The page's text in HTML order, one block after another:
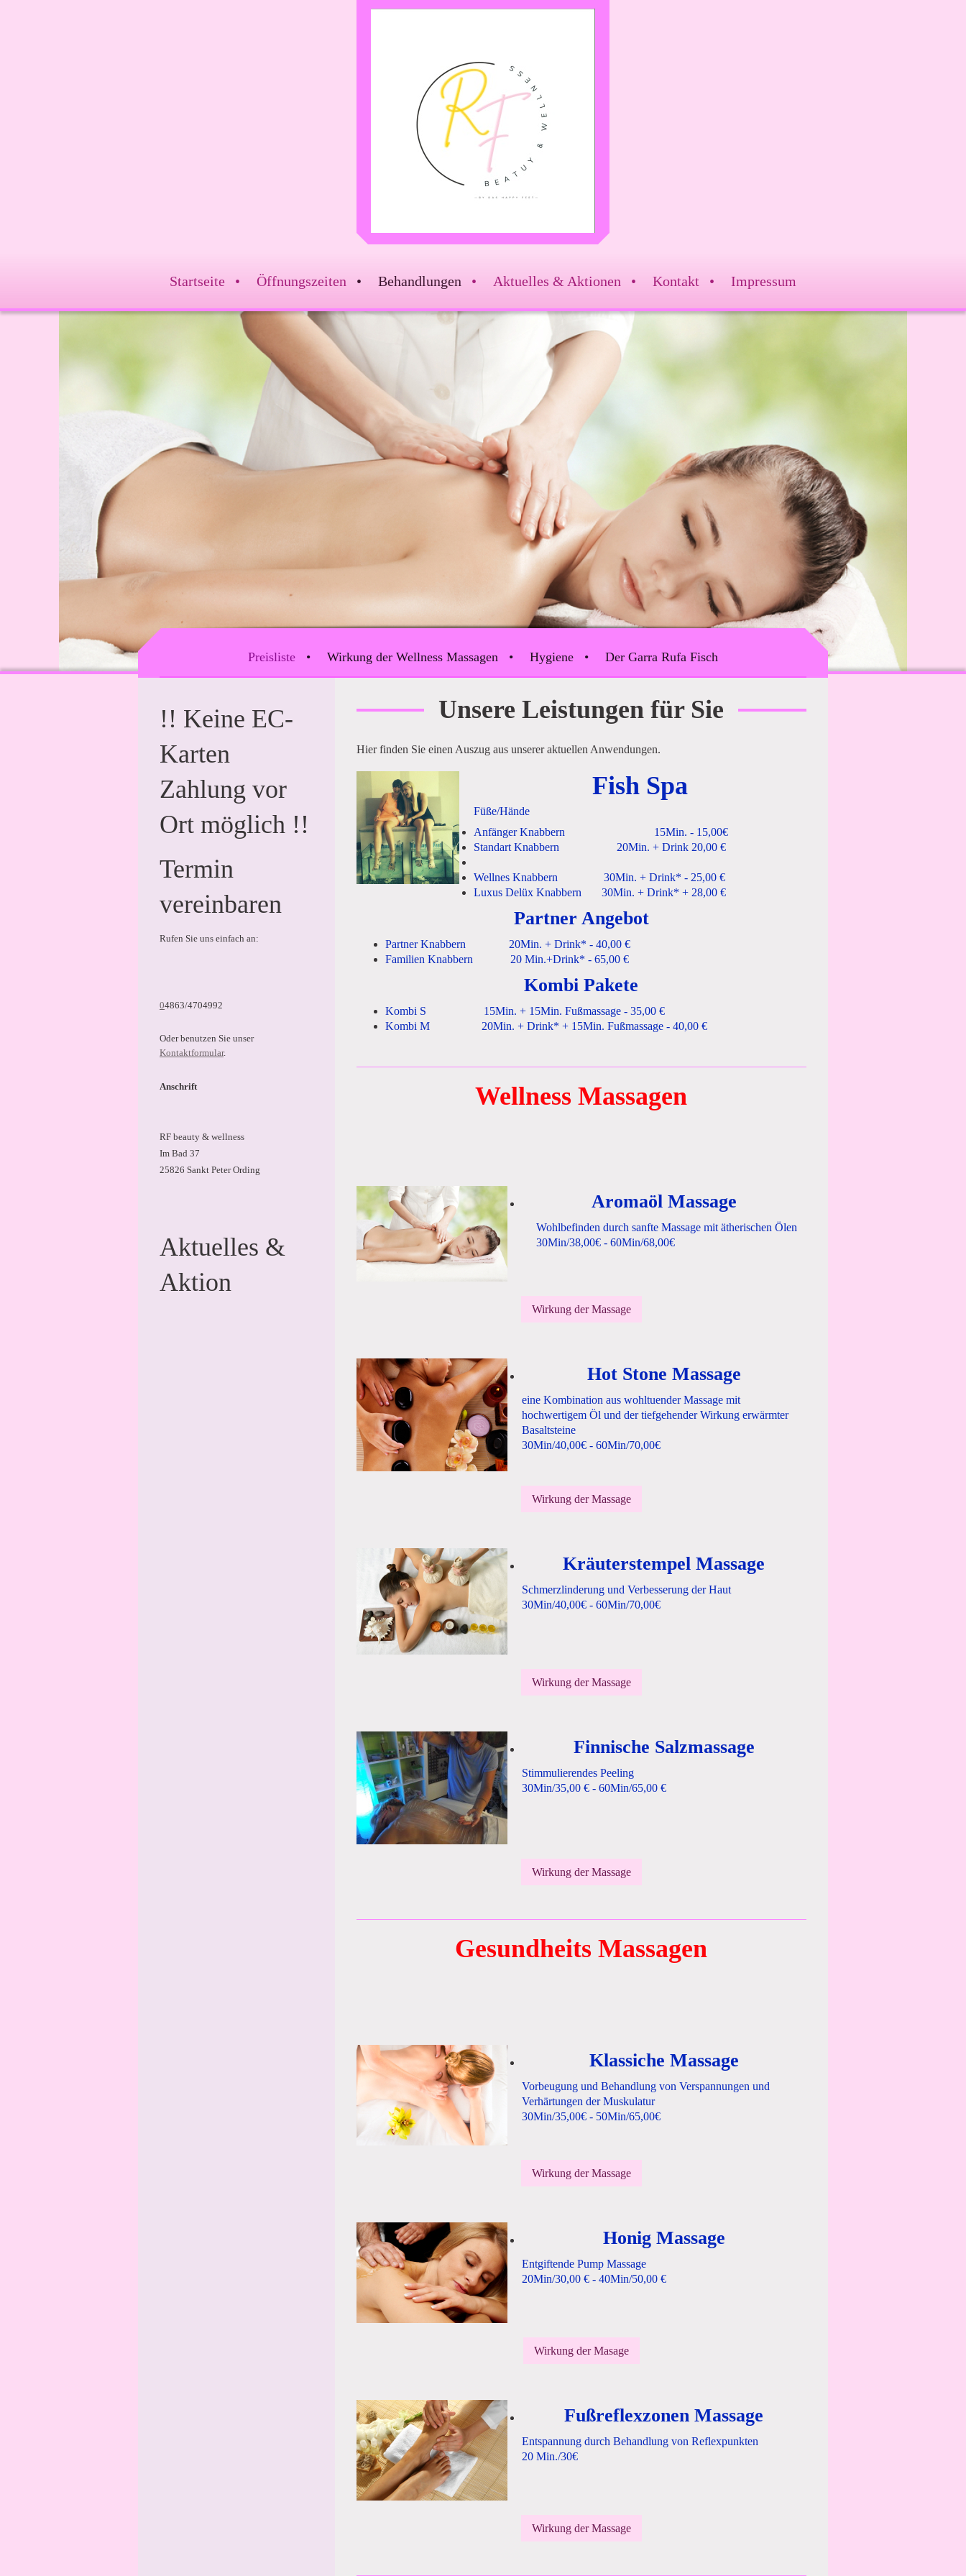
Startseite Öffnungszeiten Behandlungen Aktuelles & Aktionen Kontakt Impressum
Preisliste Wirkung der Wellness Massagen Hygiene Der Garra Rufa Fisch
Unsere Leistungen für Sie
Hier finden Sie einen Auszug aus unserer aktuellen Anwendungen.
Fish Spa
Füße/Hände
Anfänger Knabbern 15Min. - 15,00€
Standart Knabbern 20Min. + Drink 20,00 €
Wellnes Knabbern 30Min. + Drink* - 25,00 €
Luxus Delüx Knabbern 30Min. + Drink* + 28,00 €
Partner Angebot
Partner Knabbern 20Min. + Drink* - 40,00 €
Familien Knabbern 20 Min.+Drink* - 65,00 €
Kombi Pakete
Kombi S 15Min. + 15Min. Fußmassage - 35,00 €
Kombi M 20Min. + Drink* + 15Min. Fußmassage - 40,00 €
Wellness Massagen
Aromaöl Massage
Wohlbefinden durch sanfte Massage mit ätherischen Ölen
30Min/38,00€ - 60Min/68,00€
Wirkung der Massage
Hot Stone Massage
eine Kombination aus wohltuender Massage mit
hochwertigem Öl und der tiefgehender Wirkung erwärmter
Basaltsteine
30Min/40,00€ - 60Min/70,00€
Wirkung der Massage
Kräuterstempel Massage
Schmerzlinderung und Verbesserung der Haut
30Min/40,00€ - 60Min/70,00€
Wirkung der Massage
Finnische Salzmassage
Stimmulierendes Peeling
30Min/35,00 € - 60Min/65,00 €
Wirkung der Massage
Gesundheits Massagen
Klassiche Massage
Vorbeugung und Behandlung von Verspannungen und
Verhärtungen der Muskulatur
30Min/35,00€ - 50Min/65,00€
Wirkung der Massage
Honig Massage
Entgiftende Pump Massage
20Min/30,00 € - 40Min/50,00 €
Wirkung der Masage
Fußreflexzonen Massage
Entspannung durch Behandlung von Reflexpunkten
20 Min./30€
Wirkung der Massage
!! Keine EC-
Karten
Zahlung vor
Ort möglich !!
Termin
vereinbaren
Rufen Sie uns einfach an:
04863/4704992
Oder benutzen Sie unser
Kontaktformular.
Anschrift
RF beauty & wellness
Im Bad 37
25826 Sankt Peter Ording
Aktuelles &
Aktion